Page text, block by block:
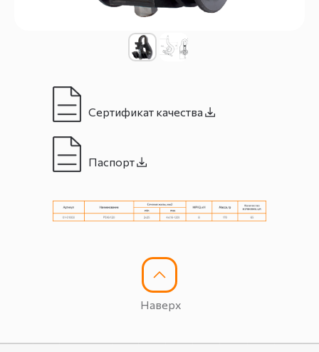
Паспорт
Сертификат качества
Наверх